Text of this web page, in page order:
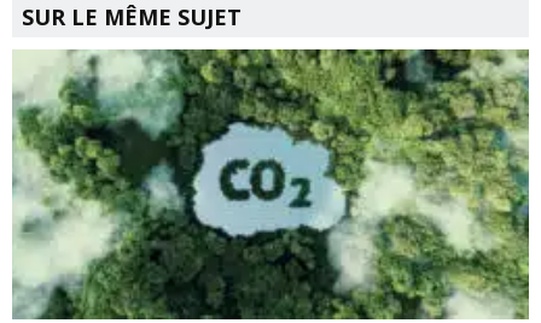
SUR LE MÊME SUJET